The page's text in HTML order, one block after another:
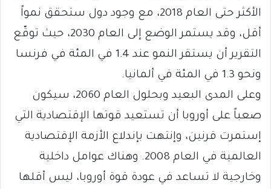
الأكثر حتى العام 2018، مع وجود دول ستحقق نمواً
أقل، وقد يستمر الوضع إلى العام 2030، حيث توقّع
التقرير أن يستقر النمو عند 1.4 في المئة في فرنسا
ونحو 1.3 في المئة في ألمانيا.
وعلى المدى البعيد وبحلول العام 2060، سيكون
صعباً على أوروبا أن تستعيد قوتها الإقتصادية التي
إستمرت قرنين، وإنتهت بإندلاع الأزمة الإقتصادية
العالمية في العام 2008. وهناك عوامل داخلية
وخارجية لا تساعد في عودة قوة أوروبا، ليس أقلها